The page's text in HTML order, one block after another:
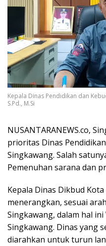
Kepala Dinas Pendidikan dan
S.Pd., M.Si
NUSANTARANEWS.co,
prioritas Dinas
Singkawang. Salah
Pemenuhan sarana dan
Kepala Dinas Dikbud
menerangkan, sesuai
Singkawang, dalam hal
Singkawang. Dinas yang
diarahkan untuk turun